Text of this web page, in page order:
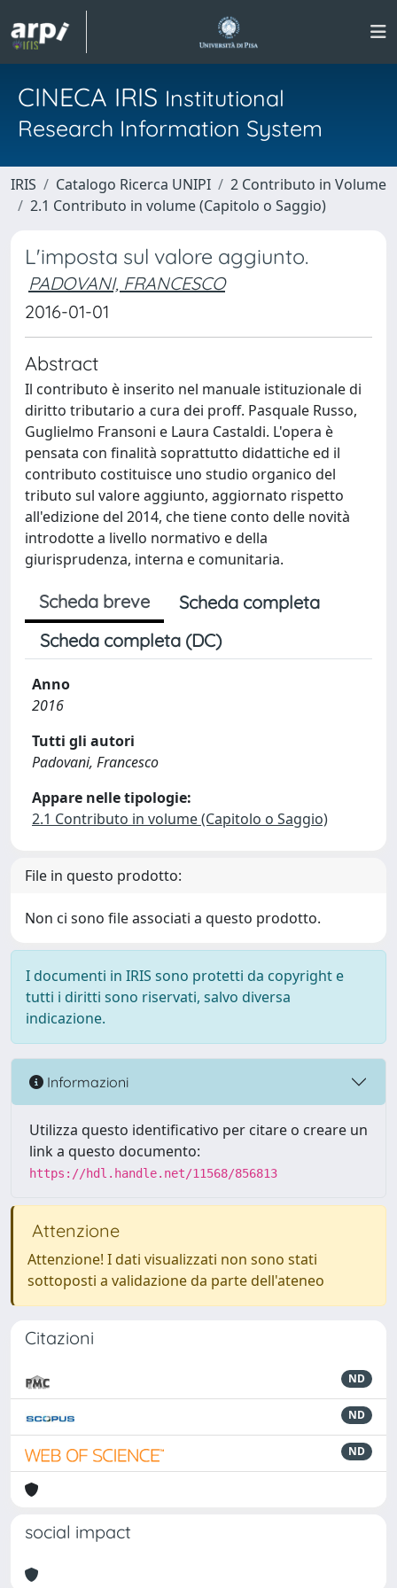
CINECA IRIS Institutional
Research Information System
IRIS Catalogo Ricerca UNIPI
2 Contributo in Volume
2.1 Contributo in volume (Capitolo o Saggio)
L'imposta sul valore aggiunto.
PADOVANI, FRANCESCO
2016-01-01
Abstract
Il contributo è inserito nel manuale istituzionale di
diritto tributario a cura dei proff. Pasquale Russo,
Guglielmo Fransoni e Laura Castaldi. L'opera è
pensata con finalità soprattutto didattiche ed il
contributo costituisce uno studio organico del
tributo sul valore aggiunto, aggiornato rispetto
all'edizione del 2014, che tiene conto delle novità
introdotte a livello normativo e della
giurisprudenza, interna e comunitaria.
Scheda breve
Scheda completa
Scheda completa (DC)
Anno
2016
Tutti gli autori
Padovani, Francesco
Appare nelle tipologie:
2.1 Contributo in volume (Capitolo o Saggio)
File in questo prodotto:
Non ci sono file associati a questo prodotto.
I documenti in IRIS sono protetti da copyright e
tutti i diritti sono riservati, salvo diversa
indicazione.
Informazioni
Utilizza questo identificativo per citare o creare un
link a questo documento:
https://hdl.handle.net/11568/856813
Attenzione
Attenzione! I dati visualizzati non sono stati
sottoposti a validazione da parte dell'ateneo
Citazioni
ND
ND
ND
social impact